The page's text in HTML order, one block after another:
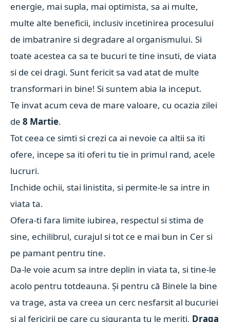
energie, mai supla, mai optimista, sa ai multe,
multe alte beneficii, inclusiv incetinirea procesului
de imbatranire si degradare al organismului. Si
toate acestea ca sa te bucuri te tine insuti, de viata
si de cei dragi. Sunt fericit sa vad atat de multe
transformari in bine! Si suntem abia la inceput.
Te invat acum ceva de mare valoare, cu ocazia zilei
de 8 Martie.
Tot ceea ce simti si crezi ca ai nevoie ca altii sa iti
ofere, incepe sa iti oferi tu tie in primul rand, acele
lucruri.
Inchide ochii, stai linistita, si permite-le sa intre in
viata ta.
Ofera-ti fara limite iubirea, respectul si stima de
sine, echilibrul, curajul si tot ce e mai bun in Cer si
pe pamant pentru tine.
Da-le voie acum sa intre deplin in viata ta, si tine-le
acolo pentru totdeauna. Și pentru că Binele la bine
va trage, asta va creea un cerc nesfarsit al bucuriei
si al fericirii pe care cu siguranta tu le meriti, Draga